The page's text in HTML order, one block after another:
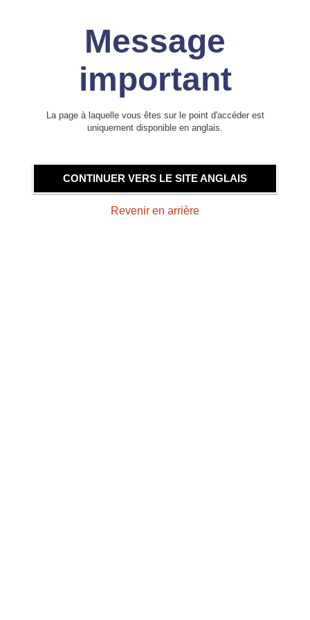
Message
important
La page à laquelle vous êtes sur le point d'accéder est
uniquement disponible en anglais.
CONTINUER VERS LE SITE ANGLAIS
Revenir en arrière